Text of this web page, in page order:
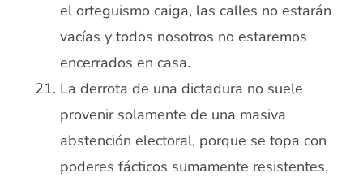
el orteguismo caiga, las calles no estarán
vacías y todos nosotros no estaremos
encerrados en casa.
La derrota de una dictadura no suele
provenir solamente de una masiva
abstención electoral, porque se topa con
poderes fácticos sumamente resistentes,